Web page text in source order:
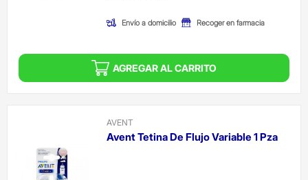
Envío a domicilio Recoger en farmacia
AGREGAR AL CARRITO
AVENT
Avent Tetina De Flujo Variable 1 Pza